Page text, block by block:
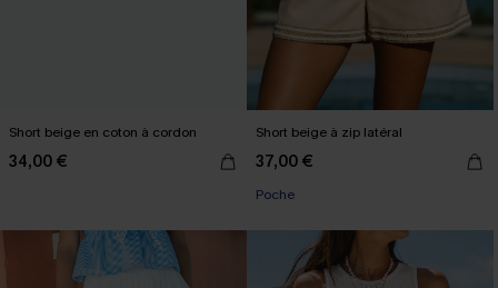
Short beige en coton à cordon
34,00 €
Short beige à zip latéral
37,00 €
Poche